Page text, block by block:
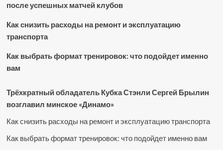
после успешных матчей клубов
Как снизить расходы на ремонт и эксплуатацию
транспорта
Как выбрать формат тренировок: что подойдет именно
вам
Трёхкратный обладатель Кубка Стэнли Сергей Брылин
возглавил минское «Динамо»
Как снизить расходы на ремонт и эксплуатацию транспорта
Как выбрать формат тренировок: что подойдет именно вам